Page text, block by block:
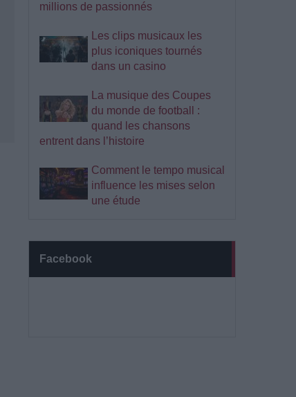
millions de passionnés
Les clips musicaux les
plus iconiques tournés
dans un casino
La musique des Coupes
du monde de football :
quand les chansons
entrent dans l’histoire
Comment le tempo musical
influence les mises selon
une étude
Facebook